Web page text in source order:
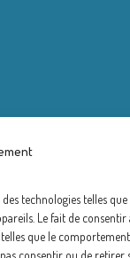
technologies telles
Le fait de consentir
que le
consentir ou de retirer